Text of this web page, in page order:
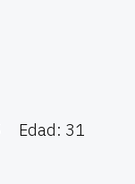
Edad: 31